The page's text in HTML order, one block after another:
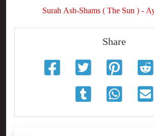
Surah Ash-Shams ( The Sun ) -
Share